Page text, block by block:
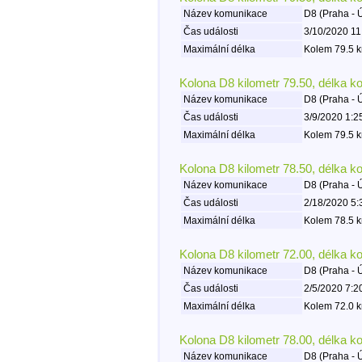
Název komunikace
D8 (Praha -
Čas události
3/10/2020
Maximální délka
Kolem 79.5
Kolona D8 kilometr 79.50, délka
Název komunikace
D8 (Praha -
Čas události
3/9/2020
Maximální délka
Kolem 79.5
Kolona D8 kilometr 78.50, délka
Název komunikace
D8 (Praha -
Čas události
2/18/2020
Maximální délka
Kolem 78.5
Kolona D8 kilometr 72.00, délka
Název komunikace
D8 (Praha -
Čas události
2/5/2020
Maximální délka
Kolem 72.0
Kolona D8 kilometr 78.00, délka
Název komunikace D8 (Praha -